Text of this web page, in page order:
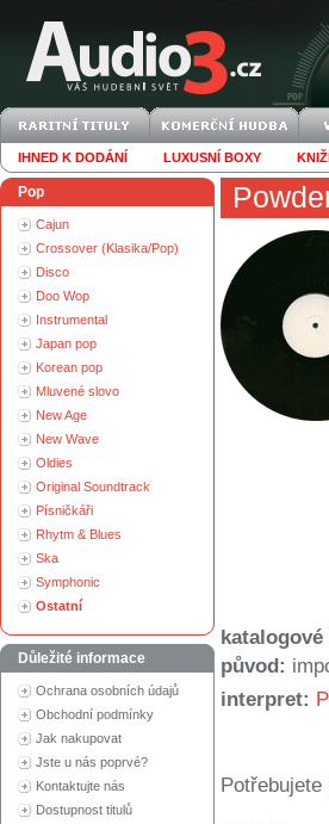
IHNED K DODÁNÍ LUXUSNÍ BOXY
Pop
Cajun
Crossover (Klasika/Pop)
Disco
Doo Wop
Instrumental
Japan pop
Korean pop
Mluvené slovo
New Age
New Wave
Oldies
Original Soundtrack
Písničkáři
Rhytm & Blues
Ska
Symphonic
Ostatní
Důležité informace
Ochrana osobních údajů
Obchodní podmínky
Jak nakupovat
Jste u nás poprvé?
Kontaktujte nás
Dostupnost titulů
původ:
interpret: